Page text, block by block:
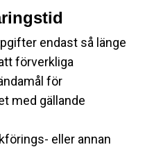
endast så länge
förverkliga
för
med gällande
eller annan